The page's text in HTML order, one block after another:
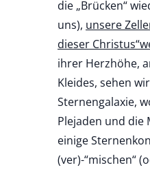
die „Brücken“
uns), unsere
dieser
ihrer Herzhöhe,
Kleides, sehen
Sternengalaxie,
Plejaden und die
einige
(ver)-“mischen“